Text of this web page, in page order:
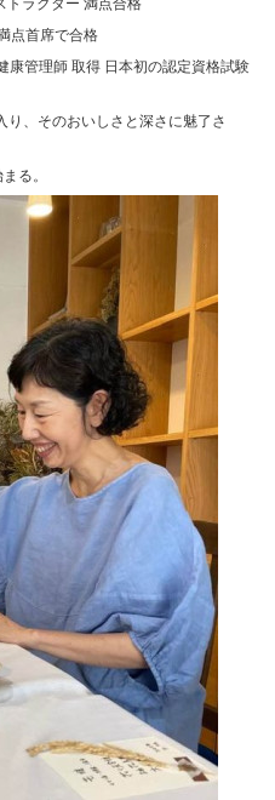
トラクター 満点合格
点首席で合格
康管理師 取得 日本初の認定資格試験
、そのおいしさと深さに魅了さ
る。